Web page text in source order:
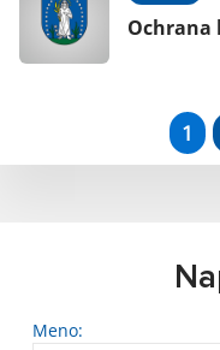
Ochrana
1
Meno: